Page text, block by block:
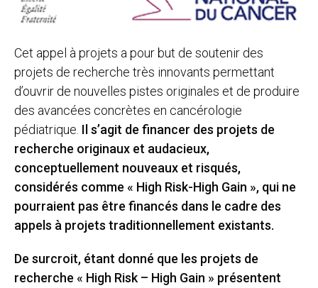
Cet appel à projets a pour but de soutenir des
projets de recherche très innovants permettant
d’ouvrir de nouvelles pistes originales et de produire
des avancées concrètes en cancérologie
pédiatrique. Il s’agit de financer des projets de
recherche originaux et audacieux,
conceptuellement nouveaux et risqués,
considérés comme « High Risk-High Gain », qui ne
pourraient pas être financés dans le cadre des
appels à projets traditionnellement existants.
De surcroit, étant donné que les projets de
recherche « High Risk – High Gain » présentent